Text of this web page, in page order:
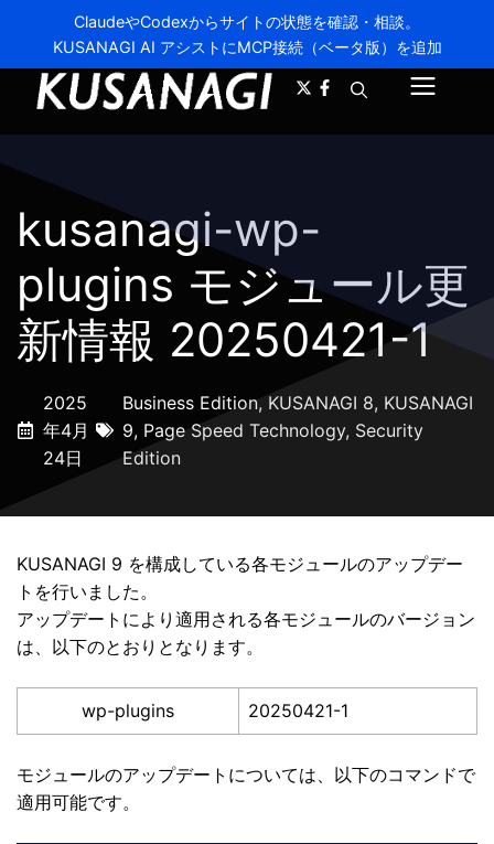
ClaudeやCodexからサイトの状態を確認・相談。
KUSANAGI AI アシストにMCP接続（ベータ版）を追加
ニ
kusanagi-wp-
plugins モジュール更
新情報 20250421-1
2025
年4月
24日
Business Edition, KUSANAGI 8, KUSANAGI
9, Page Speed Technology, Security
Edition
KUSANAGI 9 を構成している各モジュールのアップデー
トを行いました。
アップデートにより適用される各モジュールのバージョン
は、以下のとおりとなります。
wp-plugins 20250421-1
モジュールのアップデートについては、以下のコマンドで
適用可能です。
A- A+